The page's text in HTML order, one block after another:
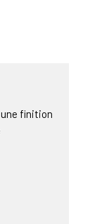
finition